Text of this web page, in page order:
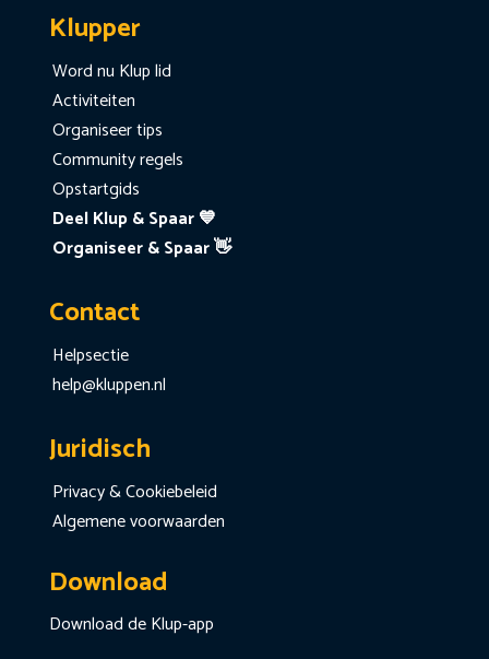
Klupper
Word nu Klup lid
Activiteiten
Organiseer tips
Community regels
Opstartgids
Deel Klup & Spaar 💙
Organiseer & Spaar 👋
Contact
Helpsectie
help@kluppen.nl
Juridisch
Privacy & Cookiebeleid
Algemene voorwaarden
Download
Download de Klup-app